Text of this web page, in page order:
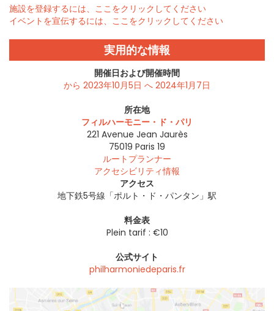
施設を登録するには、ここをクリックしてください
イベントを宣伝するには、ここをクリックしてください
実用的な情報
開催日および開催時間
から 2023年10月5日 へ 2024年1月7日
所在地
フィルハーモニー・ド・パリ
221 Avenue Jean Jaurès
75019 Paris 19
ルートプランナー
アクセシビリティ情報
アクセス
地下鉄5号線「ポルト・ド・パンタン」駅
料金表
Plein tarif : €10
公式サイト
philharmoniedeparis.fr